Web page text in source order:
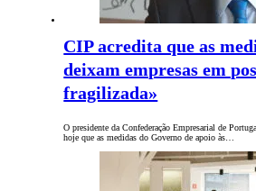
CIP acredita que as
deixam empresas em
fragilizada»
O presidente da Confederação Empresarial de
hoje que as medidas do Governo de apoio às…